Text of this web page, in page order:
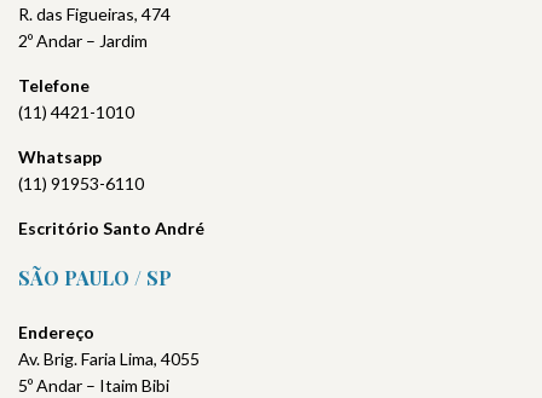
R. das Figueiras, 474
2º Andar – Jardim
Telefone
(11) 4421-1010
Whatsapp
(11) 91953-6110
Escritório Santo André
SÃO PAULO / SP
Endereço
Av. Brig. Faria Lima, 4055
5º Andar – Itaim Bibi